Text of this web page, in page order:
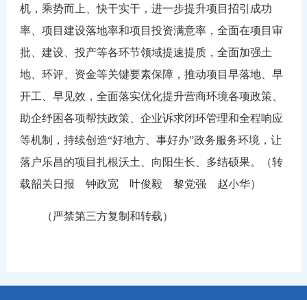
机，乘势而上、快干实干，进一步提升项目招引成功
率、项目建设落地率和项目投资满意率，全面在项目审
批、建设、投产等各环节领域提速提质，全面加强土
地、环评、资金等关键要素保障，推动项目早落地、早
开工、早见效，全面落实优化提升营商环境各项政策、
助企纾困各项帮扶政策、企业诉求闭环管理和全程响应
等机制，持续创造“好地方、事好办”政务服务环境，让
落户乐昌的项目扎根沃土、向阳生长、多结硕果。（转
载韶关日报 钟政宽 叶俊毅 黎党强 赵小华）
（严禁第三方复制和转载）